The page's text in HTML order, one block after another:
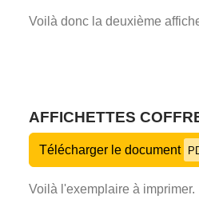
Voilà donc la deuxième
AFFICHETTES
Télécharger le document
Voilà l'exemplaire à imprimer.